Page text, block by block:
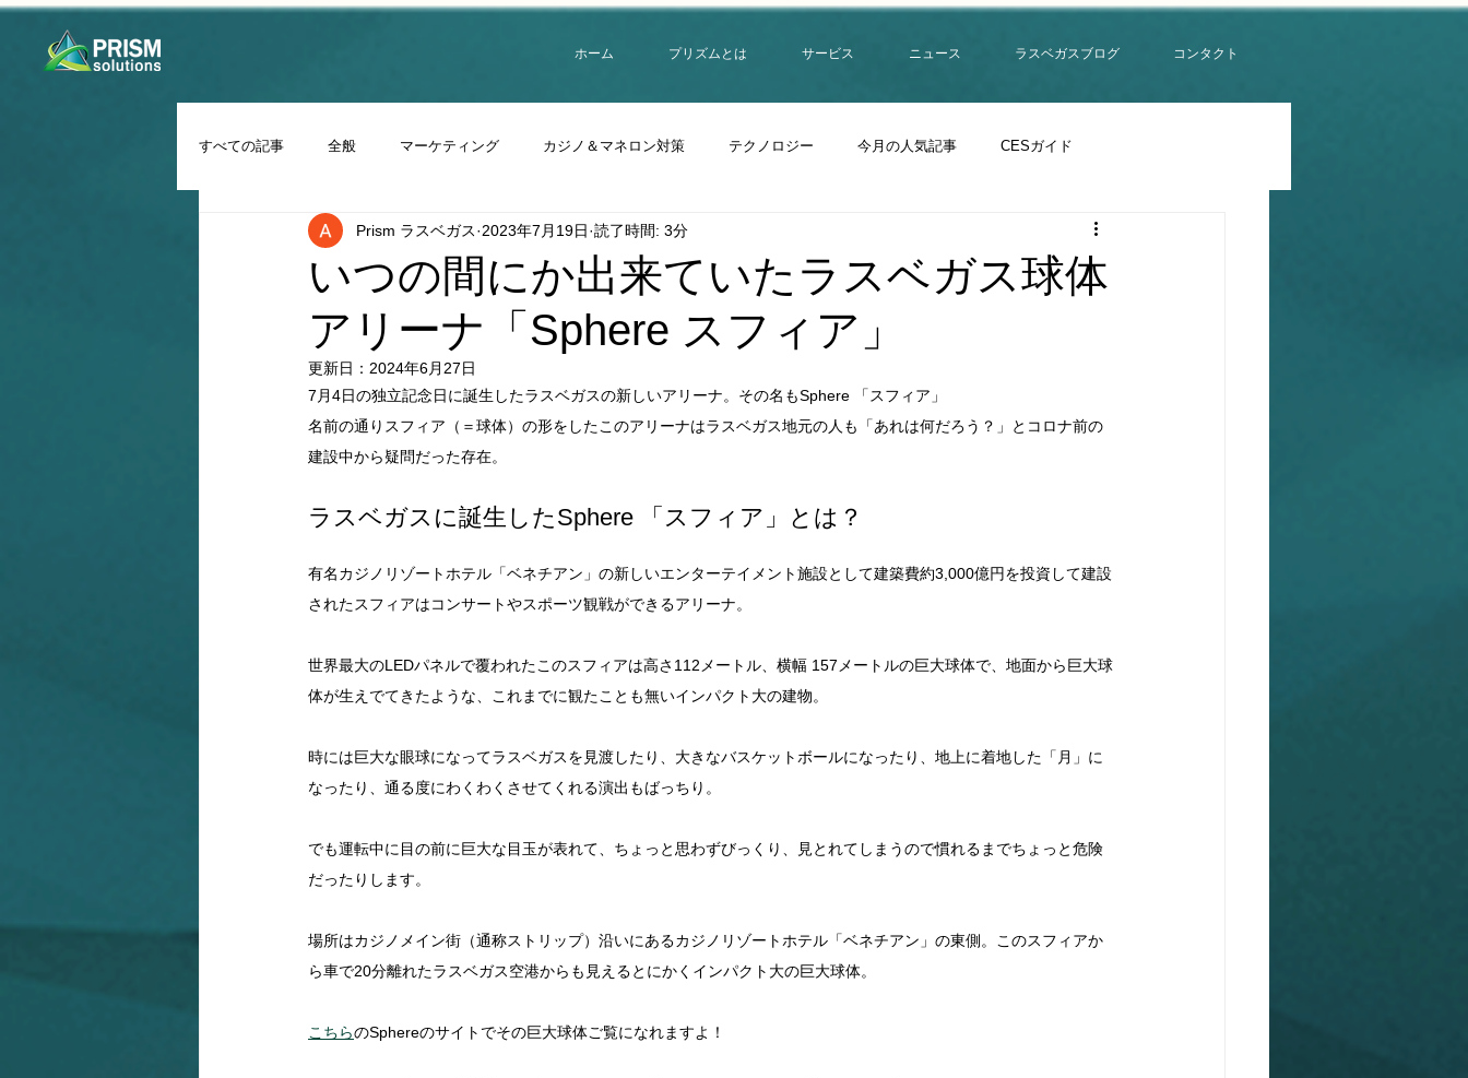
ホーム プリズムとは サービス ニュース ラスベガスブログ コンタクト
すべての記事 全般 マーケティング カジノ＆マネロン対策 テクノロジー 今月の人気記事 CESガイド
いつの間にか出来ていたラスベガス球体
アリーナ「Sphere スフィア」
Prism ラスベガス 2023年7月19日 読了時間: 3分
更新日： 2024年6月27日
7月4日の独立記念日に誕生したラスベガスの新しいアリーナ。その名もSphere 「スフィア」
名前の通りスフィア（＝球体）の形をしたこのアリーナはラスベガス地元の人も「あれは何だろう？」とコロナ前の
建設中から疑問だった存在。
ラスベガスに誕生したSphere 「スフィア」とは？
有名カジノリゾートホテル「ベネチアン」の新しいエンターテイメント施設として建築費約3,000億円を投資して建設
されたスフィアはコンサートやスポーツ観戦ができるアリーナ。
世界最大のLEDパネルで覆われたこのスフィアは高さ112メートル、横幅 157メートルの巨大球体で、地面から巨大球
体が生えでてきたような、これまでに観たことも無いインパクト大の建物。
時には巨大な眼球になってラスベガスを見渡したり、大きなバスケットボールになったり、地上に着地した「月」に
なったり、通る度にわくわくさせてくれる演出もばっちり。
でも運転中に目の前に巨大な目玉が表れて、ちょっと思わずびっくり、見とれてしまうので慣れるまでちょっと危険
だったりします。
場所はカジノメイン街（通称ストリップ）沿いにあるカジノリゾートホテル「ベネチアン」の東側。このスフィアか
ら車で20分離れたラスベガス空港からも見えるとにかくインパクト大の巨大球体。
こちらのSphereのサイトでその巨大球体ご覧になれますよ！